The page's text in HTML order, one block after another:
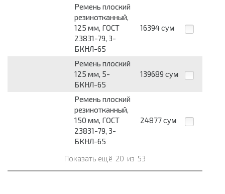
Ремень плоский
резинотканный,
125 мм, ГОСТ
23831-79, 3-
БКНЛ-65
16394 сум
Ремень плоский
125 мм, 5-
БКНЛ-65
139689 сум
Ремень плоский
резинотканный,
150 мм, ГОСТ
23831-79, 3-
БКНЛ-65
24877 сум
Показать ещё 20 из 53